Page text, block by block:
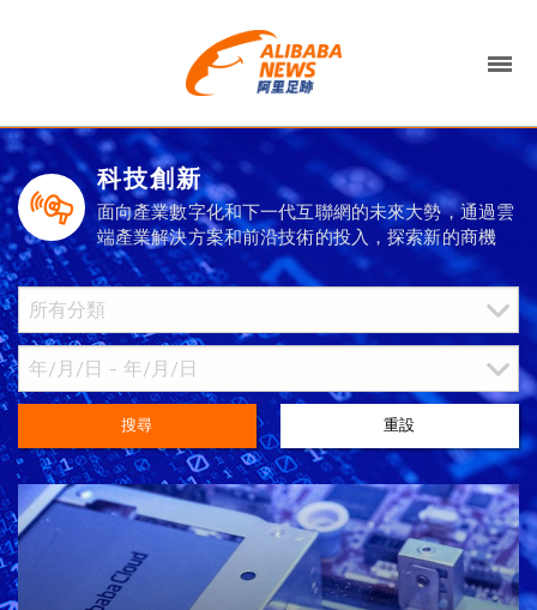
科技創新
面向產業數字化和下一代互聯網的未來大勢，通過雲
端產業解決方案和前沿技術的投入，探索新的商機
搜尋 重設